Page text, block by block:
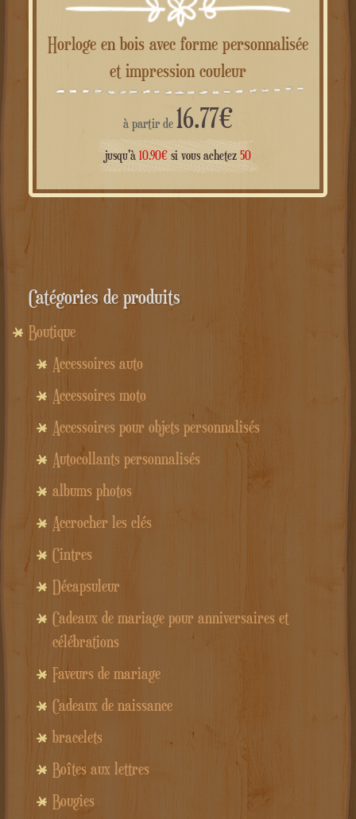
Horloge en bois avec forme personnalisée
et impression couleur
à partir de 16.77€
jusqu'à 10.90€ si vous achetez 50
Catégories de produits
Boutique
Accessoires auto
Accessoires moto
Accessoires pour objets personnalisés
Autocollants personnalisés
albums photos
Accrocher les clés
Cintres
Décapsuleur
Cadeaux de mariage pour anniversaires et
célébrations
Faveurs de mariage
Cadeaux de naissance
bracelets
Boîtes aux lettres
Bougies